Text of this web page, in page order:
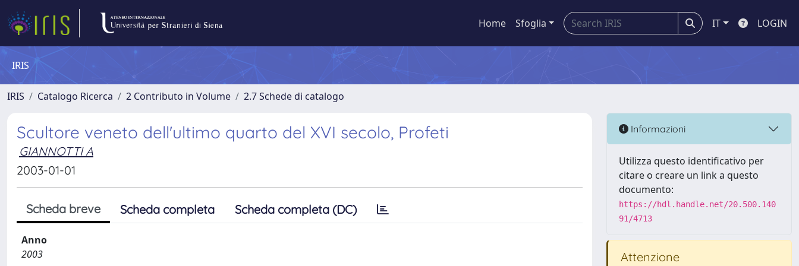
Home Sfoglia IT LOGIN
IRIS
IRIS Catalogo Ricerca 2 Contributo in Volume 2.7 Schede di catalogo
Scultore veneto dell'ultimo quarto del XVI secolo, Profeti
GIANNOTTI A
2003-01-01
Scheda breve Scheda completa Scheda completa (DC)
Anno
2003
Informazioni
Utilizza questo identificativo per
citare o creare un link a questo
documento:
https://hdl.handle.net/20.500.140
91/4713
Attenzione